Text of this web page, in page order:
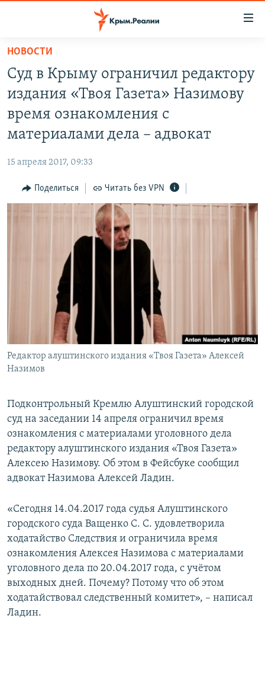
Вернуться
основному
содержанию
главной
Вернутся
поиску
СПЕЦПРОЕКТЫ
ИНТЕРАКТИВ
ИНФОГРАФИКА
ТЕЛЕПРОЕКТ КРЫМ.РЕАЛИИ
СОВЕТЫ ПРАВОЗАЩИТНИКОВ
ПРОПАВШИЕ БЕЗ ВЕСТИ
ПОБЕДИТЕЛЕЙ НЕ СУДЯТ?
КРЫМ.НЕПОКОРЕННЫЙ
УКРАИНСКАЯ ПРОБЛЕМА КРЫМА
РАДІО СВОБОДА
КАК ОБОЙТИ БЛОКИРОВКУ
ПРИСОЕДИНЯЙТЕСЬ!
Все сайты RFE/RL
НОВОСТИ
Суд в Крыму ограничил редактору
издания «Твоя Газета» Назимову
время ознакомления с
материалами дела – адвокат
15 апреля 2017, 09:33
Поделиться Читать без VPN
Редактор алуштинского издания «Твоя Газета» Алексей
Назимов
Подконтрольный Кремлю Алуштинский городской
суд на заседании 14 апреля ограничил время
ознакомления с материалами уголовного дела
редактору алуштинского издания «Твоя Газета»
Алексею Назимову. Об этом в Фейсбуке сообщил
адвокат Назимова Алексей Ладин.
«Сегодня 14.04.2017 года судья Алуштинского
городского суда Ващенко С. С. удовлетворила
ходатайство Следствия и ограничила время
ознакомления Алексея Назимова с материалами
уголовного дела по 20.04.2017 года, с учётом
выходных дней. Почему? Потому что об этом
ходатайствовал следственный комитет», – написал
Ладин.